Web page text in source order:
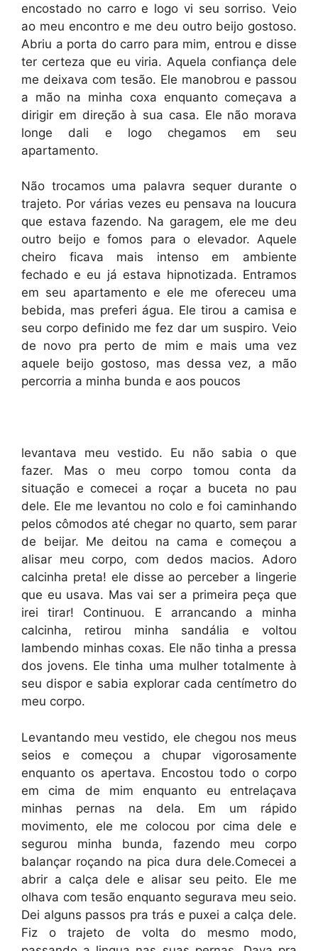
encostado no carro e logo vi seu sorriso. Veio
ao meu encontro e me deu outro beijo gostoso.
Abriu a porta do carro para mim, entrou e disse
ter certeza que eu viria. Aquela confiança dele
me deixava com tesão. Ele manobrou e passou
a mão na minha coxa enquanto começava a
dirigir em direção à sua casa. Ele não morava
longe dali e logo chegamos em seu
apartamento.
Não trocamos uma palavra sequer durante o
trajeto. Por várias vezes eu pensava na loucura
que estava fazendo. Na garagem, ele me deu
outro beijo e fomos para o elevador. Aquele
cheiro ficava mais intenso em ambiente
fechado e eu já estava hipnotizada. Entramos
em seu apartamento e ele me ofereceu uma
bebida, mas preferi água. Ele tirou a camisa e
seu corpo definido me fez dar um suspiro. Veio
de novo pra perto de mim e mais uma vez
aquele beijo gostoso, mas dessa vez, a mão
percorria a minha bunda e aos poucos
levantava meu vestido. Eu não sabia o que
fazer. Mas o meu corpo tomou conta da
situação e comecei a roçar a buceta no pau
dele. Ele me levantou no colo e foi caminhando
pelos cômodos até chegar no quarto, sem parar
de beijar. Me deitou na cama e começou a
alisar meu corpo, com dedos macios. Adoro
calcinha preta! ele disse ao perceber a lingerie
que eu usava. Mas vai ser a primeira peça que
irei tirar! Continuou. E arrancando a minha
calcinha, retirou minha sandália e voltou
lambendo minhas coxas. Ele não tinha a pressa
dos jovens. Ele tinha uma mulher totalmente à
seu dispor e sabia explorar cada centímetro do
meu corpo.
Levantando meu vestido, ele chegou nos meus
seios e começou a chupar vigorosamente
enquanto os apertava. Encostou todo o corpo
em cima de mim enquanto eu entrelaçava
minhas pernas na dela. Em um rápido
movimento, ele me colocou por cima dele e
segurou minha bunda, fazendo meu corpo
balançar roçando na pica dura dele.Comecei a
abrir a calça dele e alisar seu peito. Ele me
olhava com tesão enquanto segurava meu seio.
Dei alguns passos pra trás e puxei a calça dele.
Fiz o trajeto de volta do mesmo modo,